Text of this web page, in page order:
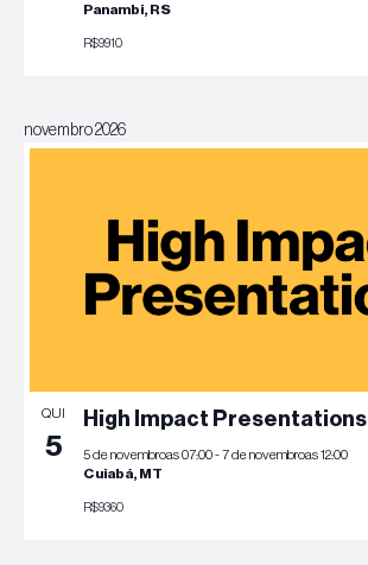
Panambi, RS
R$9910
novembro 2026
QUI
5
High Impact Presentations
5 de novembroas 07:00-7 de novembroas 12:00
Cuiabá, MT
R$9360